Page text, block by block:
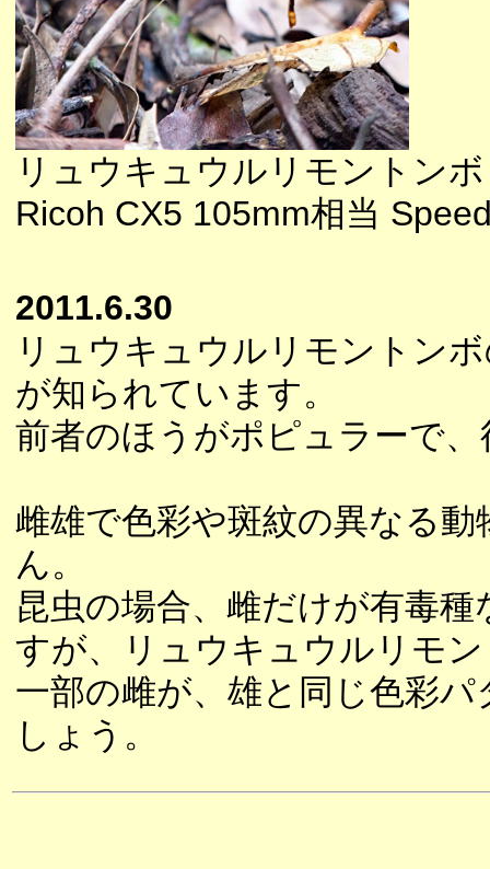
リュウキュウルリモントン
Ricoh CX5 105mm相当
2011.6.30
リュウキュウルリモントン
が知られています。
前者のほうがポピュラーで
雌雄で色彩や斑紋の異なる
ん。
昆虫の場合、雌だけが有毒
すが、リュウキュウルリモ
一部の雌が、雄と同じ色彩
しょう。